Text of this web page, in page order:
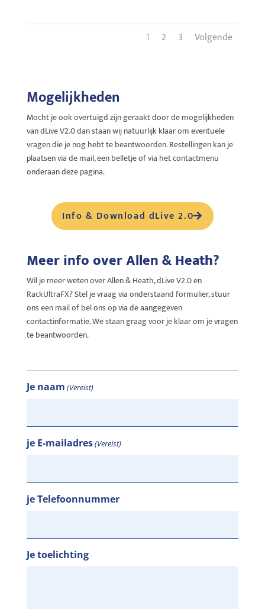
1 2 3 Volgende
Mogelijkheden
Mocht je ook overtuigd zijn geraakt door de mogelijkheden
van dLive V2.0 dan staan wij natuurlijk klaar om eventuele
vragen die je nog hebt te beantwoorden. Bestellingen kan je
plaatsen via de mail, een belletje of via het contactmenu
onderaan deze pagina.
Info & Download dLive 2.0
Meer info over Allen & Heath?
Wil je meer weten over Allen & Heath, dLive V2.0 en
RackUltraFX? Stel je vraag via onderstaand formulier, stuur
ons een mail of bel ons op via de aangegeven
contactinformatie. We staan graag voor je klaar om je vragen
te beantwoorden.
Je naam (Vereist)
je E-mailadres(Vereist)
je Telefoonnummer
Je toelichting